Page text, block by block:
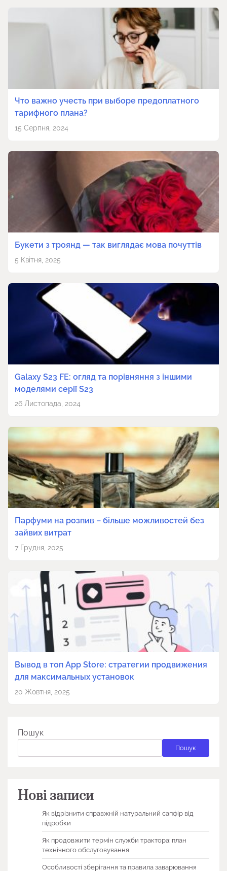
Что важно учесть при выборе предоплатного
тарифного плана?
15 Серпня, 2024
Букети з троянд — так виглядає мова почуттів
5 Квітня, 2025
Galaxy S23 FE: огляд та порівняння з іншими
моделями серії S23
26 Листопада, 2024
Парфуми на розпив – більше можливостей без
зайвих витрат
7 Грудня, 2025
Вывод в топ App Store: стратегии продвижения
для максимальных установок
20 Жовтня, 2025
Пошук
Пошук
Нові записи
Як відрізнити справжній натуральний сапфір від
підробки
Як продовжити термін служби трактора: план
технічного обслуговування
Особливості зберігання та правила заварювання